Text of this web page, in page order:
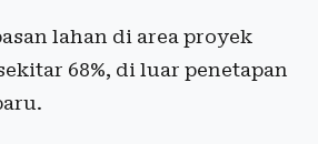
lahan di area proyek
68%, di luar penetapan